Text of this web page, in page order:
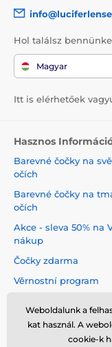
Hol találsz
Magyar
Itt is elérhetőek
Hasznos
Barevné čočky na
očích
Barevné čočky na
očích
Akce - sleva 50% na
nákup
Čočky zdarma
Věrnostní program
Virtuální zrcadlo
Weboldalunk a
kat használ. A
cookie-k